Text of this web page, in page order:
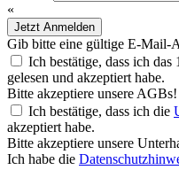
«
Jetzt Anmelden
Gib bitte eine gültige E-Mail-
Ich bestätige, dass ich
gelesen und akzeptiert habe.
Bitte akzeptiere unsere AGBs!
Ich bestätige, dass ich die
akzeptiert habe.
Bitte akzeptiere unsere
Ich habe die